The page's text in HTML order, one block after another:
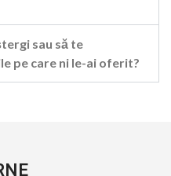
sau să te
pe care ni le-ai oferit?